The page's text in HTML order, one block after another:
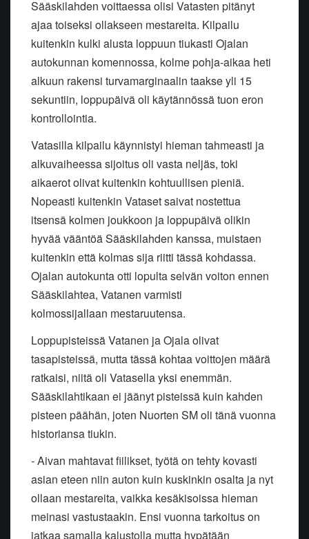
Sääskilahden voittaessa olisi Vatasten pitänyt
ajaa toiseksi ollakseen mestareita. Kilpailu
kuitenkin kulki alusta loppuun tiukasti Ojalan
autokunnan komennossa, kolme pohja-aikaa heti
alkuun rakensi turvamarginaalin taakse yli 15
sekuntiin, loppupäivä oli käytännössä tuon eron
kontrollointia.
Vatasilla kilpailu käynnistyi hieman tahmeasti ja
alkuvaiheessa sijoitus oli vasta neljäs, toki
aikaerot olivat kuitenkin kohtuullisen pieniä.
Nopeasti kuitenkin Vataset saivat nostettua
itsensä kolmen joukkoon ja loppupäivä olikin
hyvää vääntöä Sääskilahden kanssa, muistaen
kuitenkin että kolmas sija riitti tässä kohdassa.
Ojalan autokunta otti lopulta selvän voiton ennen
Sääskilahtea, Vatanen varmisti
kolmossijallaan mestaruutensa.
Loppupisteissä Vatanen ja Ojala olivat
tasapisteissä, mutta tässä kohtaa voittojen määrä
ratkaisi, niitä oli Vatasella yksi enemmän.
Sääskilahtikaan ei jäänyt pisteissä kuin kahden
pisteen päähän, joten Nuorten SM oli tänä vuonna
historiansa tiukin.
- Aivan mahtavat fiilikset, työtä on tehty kovasti
asian eteen niin auton kuin kuskinkin osalta ja nyt
ollaan mestareita, vaikka kesäkisoissa hieman
meinasi vastustaakin. Ensi vuonna tarkoitus on
jatkaa samalla kalustolla mutta hypätään